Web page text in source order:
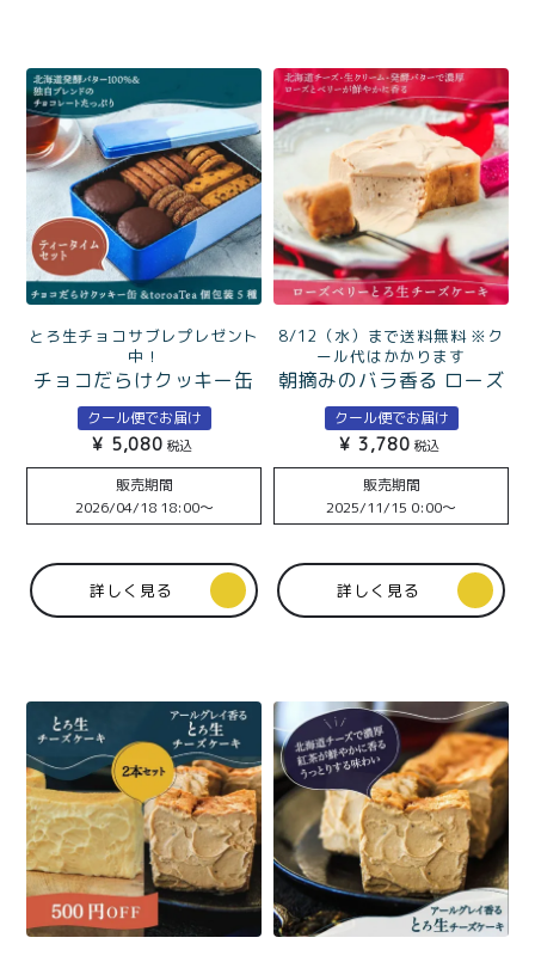
読みもの
会社概要
お問い合わせ
商品
メンバー特典
ご利用ガイド
特定商取引法に基づく表記
とろ生チョコサブレプレゼント
中！
チョコだらけクッキー缶
とtoroaTea個包装5種の
ティータイムセット 北海
道発酵バターとチョコレ
ートたっぷり
クール便でお届け
¥ 5,080 税込
販売期間
2026/04/18 18:00〜
詳しく見る
8/12（水）まで送料無料 ※ク
ール代はかかります
朝摘みのバラ香る ローズ
ベリーとろ生チーズケー
キ
クール便でお届け
¥ 3,780 税込
販売期間
2025/11/15 0:00〜
詳しく見る